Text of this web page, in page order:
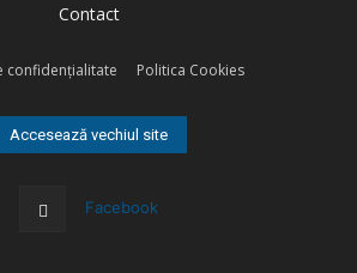
Contact
confidenţialitate Politica Cookies
Accesează vechiul site
Facebook